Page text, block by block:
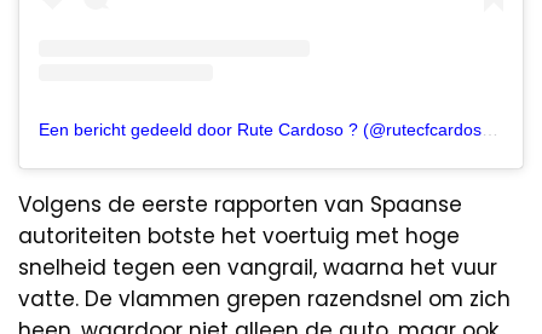
Volgens de eerste rapporten van Spaanse
autoriteiten botste het voertuig met hoge
snelheid tegen een vangrail, waarna het vuur
vatte. De vlammen grepen razendsnel om zich